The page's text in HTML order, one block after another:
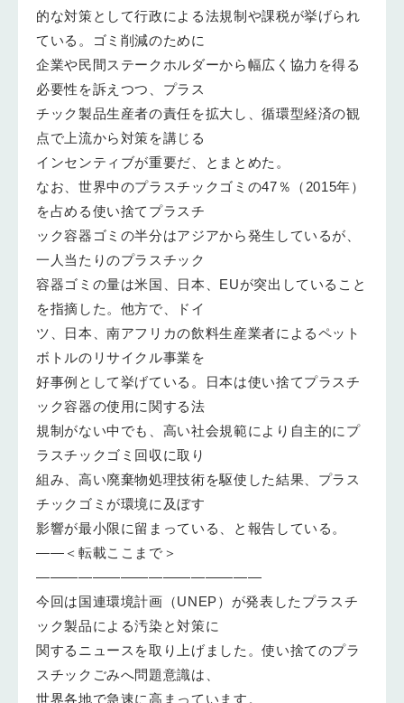
的な対策として行政による法規制や課税が挙げられ
ている。ゴミ削減のために
企業や民間ステークホルダーから幅広く協力を得る
必要性を訴えつつ、プラス
チック製品生産者の責任を拡大し、循環型経済の観
点で上流から対策を講じる
インセンティブが重要だ、とまとめた。
なお、世界中のプラスチックゴミの47％（2015年）
を占める使い捨てプラスチ
ック容器ゴミの半分はアジアから発生しているが、
一人当たりのプラスチック
容器ゴミの量は米国、日本、EUが突出していること
を指摘した。他方で、ドイ
ツ、日本、南アフリカの飲料生産業者によるペット
ボトルのリサイクル事業を
好事例として挙げている。日本は使い捨てプラスチ
ック容器の使用に関する法
規制がない中でも、高い社会規範により自主的にプ
ラスチックゴミ回収に取り
組み、高い廃棄物処理技術を駆使した結果、プラス
チックゴミが環境に及ぼす
影響が最小限に留まっている、と報告している。
——＜転載ここまで＞
————————————————
今回は国連環境計画（UNEP）が発表したプラスチ
ック製品による汚染と対策に
関するニュースを取り上げました。使い捨てのプラ
スチックごみへ問題意識は、
世界各地で急速に高まっています。